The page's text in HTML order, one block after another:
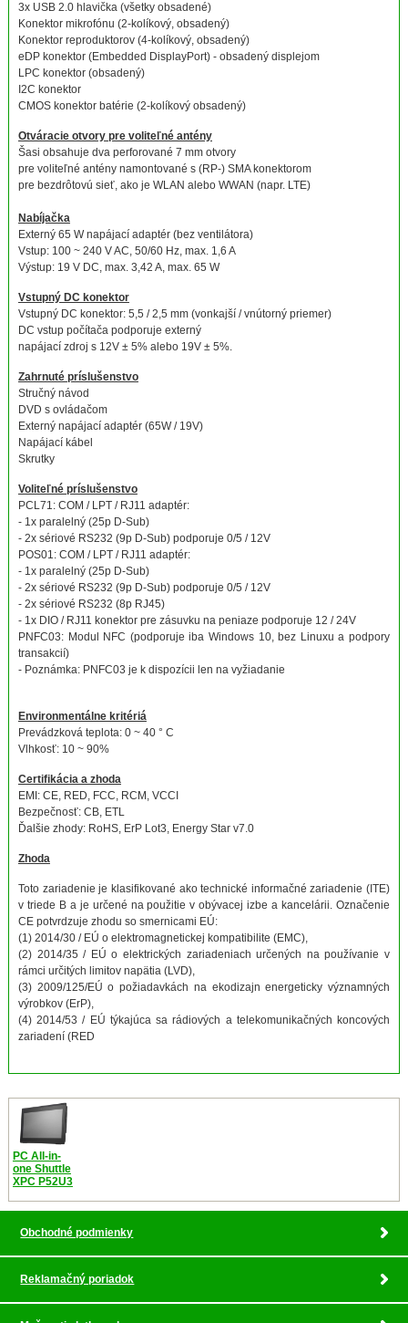
3x USB 2.0 hlavička (všetky obsadené)
Konektor mikrofónu (2-kolíkový, obsadený)
Konektor reproduktorov (4-kolíkový, obsadený)
eDP konektor (Embedded DisplayPort) - obsadený displejom
LPC konektor (obsadený)
I2C konektor
CMOS konektor batérie (2-kolíkový obsadený)
Otváracie otvory pre voliteľné antény
Šasi obsahuje dva perforované 7 mm otvory
pre voliteľné antény namontované s (RP-) SMA konektorom
pre bezdrôtovú sieť, ako je WLAN alebo WWAN (napr. LTE)
Nabíjačka
Externý 65 W napájací adaptér (bez ventilátora)
Vstup: 100 ~ 240 V AC, 50/60 Hz, max. 1,6 A
Výstup: 19 V DC, max. 3,42 A, max. 65 W
Vstupný DC konektor
Vstupný DC konektor: 5,5 / 2,5 mm (vonkajší / vnútorný priemer)
DC vstup počítača podporuje externý
napájací zdroj s 12V ± 5% alebo 19V ± 5%.
Zahrnuté príslušenstvo
Stručný návod
DVD s ovládačom
Externý napájací adaptér (65W / 19V)
Napájací kábel
Skrutky
Voliteľné príslušenstvo
PCL71: COM / LPT / RJ11 adaptér:
- 1x paralelný (25p D-Sub)
- 2x sériové RS232 (9p D-Sub) podporuje 0/5 / 12V
POS01: COM / LPT / RJ11 adaptér:
- 1x paralelný (25p D-Sub)
- 2x sériové RS232 (9p D-Sub) podporuje 0/5 / 12V
- 2x sériové RS232 (8p RJ45)
- 1x DIO / RJ11 konektor pre zásuvku na peniaze podporuje 12 / 24V
PNFC03: Modul NFC (podporuje iba Windows 10, bez Linuxu a podpory
transakcií)
- Poznámka: PNFC03 je k dispozícii len na vyžiadanie
Environmentálne kritériá
Prevádzková teplota: 0 ~ 40 ° C
Vlhkosť: 10 ~ 90%
Certifikácia a zhoda
EMI: CE, RED, FCC, RCM, VCCI
Bezpečnosť: CB, ETL
Ďalšie zhody: RoHS, ErP Lot3, Energy Star v7.0
Zhoda
Toto zariadenie je klasifikované ako technické informačné zariadenie (ITE)
v triede B a je určené na použitie v obývacej izbe a kancelárii. Označenie
CE potvrdzuje zhodu so smernicami EÚ:
(1) 2014/30 / EÚ o elektromagnetickej kompatibilite (EMC),
(2) 2014/35 / EÚ o elektrických zariadeniach určených na používanie v
rámci určitých limitov napätia (LVD),
(3) 2009/125/EÚ o požiadavkách na ekodizajn energeticky významných
výrobkov (ErP),
(4) 2014/53 / EÚ týkajúca sa rádiových a telekomunikačných koncových
zariadení (RED
PC All-in-
one Shuttle
XPC P52U3
Obchodné podmienky
Reklamačný poriadok